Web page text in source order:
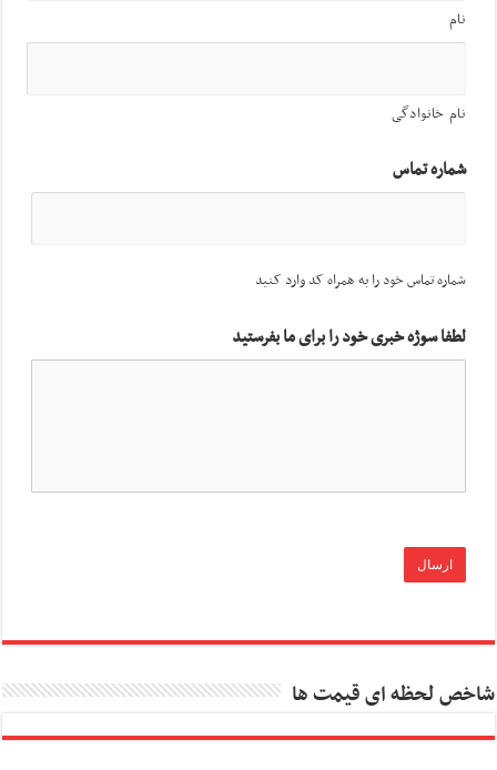
نام
نام خانوادگی
شماره تماس
شماره تماس خود را به همراه کد وارد کنید
لطفا سوژه خبری خود را برای ما بفرستید
شاخص لحظه ای قیمت ها